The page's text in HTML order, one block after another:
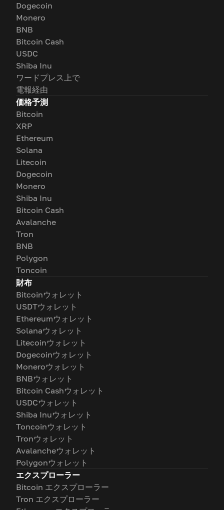
Dogecoin
Monero
BNB
Bitcoin Cash
USDC
Shiba Inu
ワードプレス上で
電報経由
価格予測
Bitcoin
XRP
Ethereum
Solana
Litecoin
Dogecoin
Monero
Shiba Inu
Bitcoin Cash
Avalanche
Tron
BNB
Polygon
Toncoin
財布
Bitcoinウォレット
USDTウォレット
Ethereumウォレット
Solanaウォレット
Litecoinウォレット
Dogecoinウォレット
Moneroウォレット
BNBウォレット
Bitcoin Cashウォレット
USDCウォレット
Shiba Inuウォレット
Toncoinウォレット
Tronウォレット
Avalancheウォレット
Polygonウォレット
エクスプローラー
Bitcoin エクスプローラー
Tron エクスプローラー